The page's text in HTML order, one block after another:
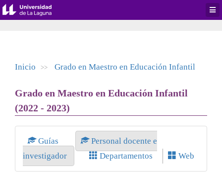
Inicio >> Grado en Maestro en Educación Infantil
Grado en Maestro en Educación Infantil
(2022 - 2023)
Guías
Personal docente e
investigador
Departamentos Web